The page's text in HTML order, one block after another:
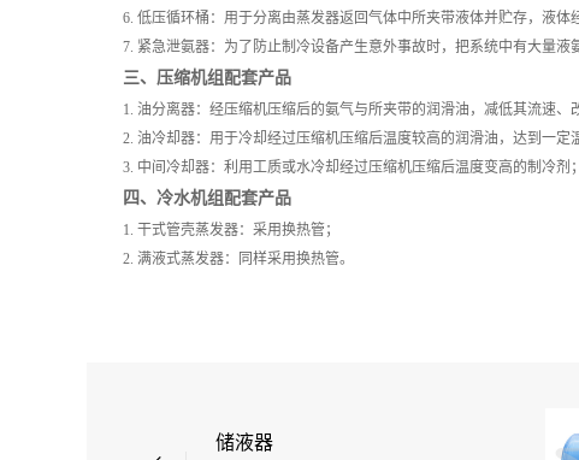
6. 低压循环桶：用于分离由蒸发器返回气体中所夹带液体并贮存，液体
7. 紧急泄氨器：为了防止制冷设备产生意外事故时，把系统中有大量
三、压缩机组配套产品
1. 油分离器：经压缩机压缩后的氨气与所夹带的润滑油，减低其流速、
2. 油冷却器：用于冷却经过压缩机压缩后温度较高的润滑油，达到一
3. 中间冷却器：利用工质或水冷却经过压缩机压缩后温度变高的制冷剂
四、冷水机组配套产品
1. 干式管壳蒸发器：采用换热管；
2. 满液式蒸发器：同样采用换热管。
储液器